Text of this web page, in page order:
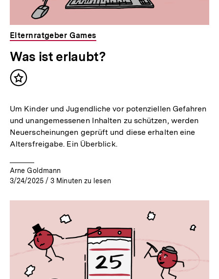
Elternratgeber Games
Was ist erlaubt?
Inhalt
Um Kinder und Jugendliche vor potenziellen Gefahren
und unangemessenen Inhalten zu schützen, werden
Neuerscheinungen geprüft und diese erhalten eine
Altersfreigabe. Ein Überblick.
Arne Goldmann
3/24/2025 / 3 Minuten zu lesen